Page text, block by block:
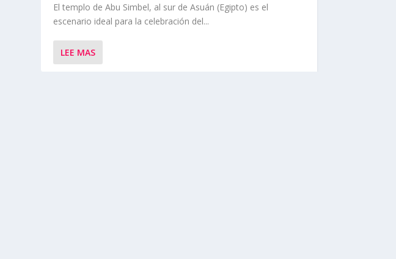
El templo de Abu Simbel, al sur de Asuán (Egipto) es el
escenario ideal para la celebración del...
LEE MAS